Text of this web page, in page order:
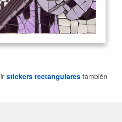
stickers rectangulares también